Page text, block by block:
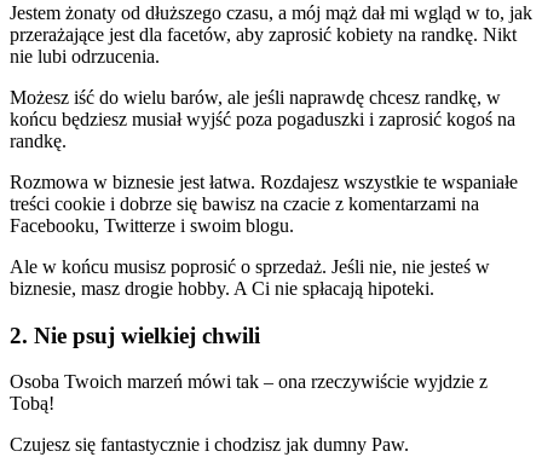
Jestem żonaty od dłuższego czasu, a mój mąż dał mi wgląd w to, jak
przerażające jest dla facetów, aby zaprosić kobiety na randkę. Nikt
nie lubi odrzucenia.
Możesz iść do wielu barów, ale jeśli naprawdę chcesz randkę, w
końcu będziesz musiał wyjść poza pogaduszki i zaprosić kogoś na
randkę.
Rozmowa w biznesie jest łatwa. Rozdajesz wszystkie te wspaniałe
treści cookie i dobrze się bawisz na czacie z komentarzami na
Facebooku, Twitterze i swoim blogu.
Ale w końcu musisz poprosić o sprzedaż. Jeśli nie, nie jesteś w
biznesie, masz drogie hobby. A Ci nie spłacają hipoteki.
2. Nie psuj wielkiej chwili
Osoba Twoich marzeń mówi tak – ona rzeczywiście wyjdzie z
Tobą!
Czujesz się fantastycznie i chodzisz jak dumny Paw.